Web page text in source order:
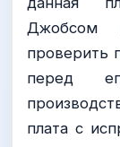
Джобсом
проверить
перед
плата с